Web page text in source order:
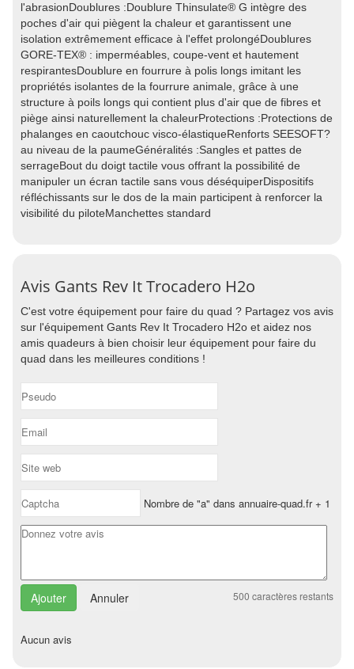
l'abrasionDoublures :Doublure Thinsulate® G intègre des
poches d'air qui piègent la chaleur et garantissent une
isolation extrêmement efficace à l'effet prolongéDoublures
GORE-TEX® : imperméables, coupe-vent et hautement
respirantesDoublure en fourrure à polis longs imitant les
propriétés isolantes de la fourrure animale, grâce à une
structure à poils longs qui contient plus d'air que de fibres et
piège ainsi naturellement la chaleurProtections :Protections de
phalanges en caoutchouc visco-élastiqueRenforts SEESOFT?
au niveau de la paumeGénéralités :Sangles et pattes de
serrageBout du doigt tactile vous offrant la possibilité de
manipuler un écran tactile sans vous déséquiperDispositifs
réfléchissants sur le dos de la main participent à renforcer la
visibilité du piloteManchettes standard
Avis Gants Rev It Trocadero H2o
C'est votre équipement pour faire du quad ? Partagez vos avis
sur l'équipement Gants Rev It Trocadero H2o et aidez nos
amis quadeurs à bien choisir leur équipement pour faire du
quad dans les meilleures conditions !
Nombre de "a" dans annuaire-quad.fr + 1
Annuler 500 caractères restants
Aucun avis